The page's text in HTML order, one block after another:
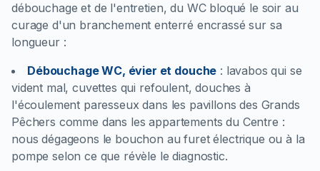
débouchage et de l'entretien, du WC bloqué le soir au
curage d'un branchement enterré encrassé sur sa
longueur :
Débouchage WC, évier et douche : lavabos qui se
vident mal, cuvettes qui refoulent, douches à
l'écoulement paresseux dans les pavillons des Grands
Pêchers comme dans les appartements du Centre :
nous dégageons le bouchon au furet électrique ou à la
pompe selon ce que révèle le diagnostic.